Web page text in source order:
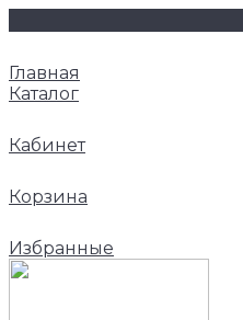
Главная
Каталог
Кабинет
Корзина
Избранные